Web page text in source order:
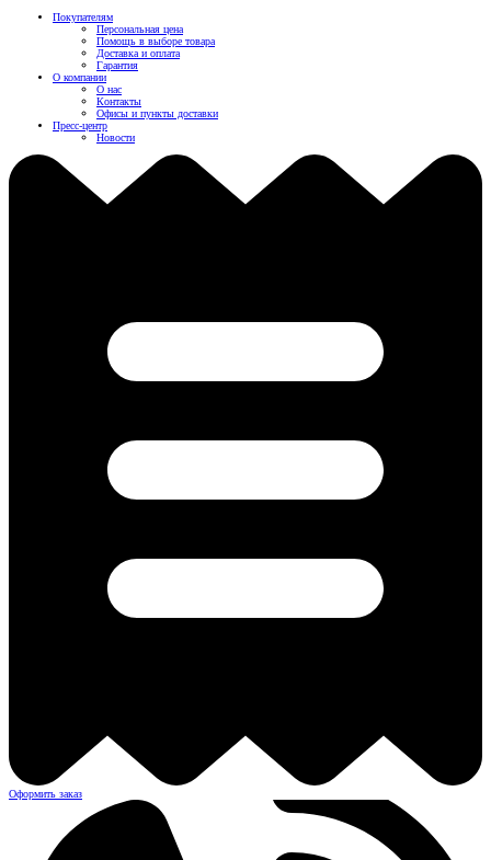
Покупателям
Персональная цена
Помощь в выборе товара
Доставка и оплата
Гарантия
О компании
О нас
Контакты
Офисы и пункты доставки
Пресс-центр
Новости
Оформить заказ